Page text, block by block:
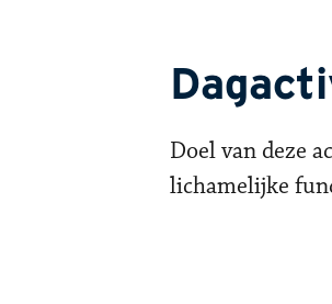
Doel van deze
lichamelijke